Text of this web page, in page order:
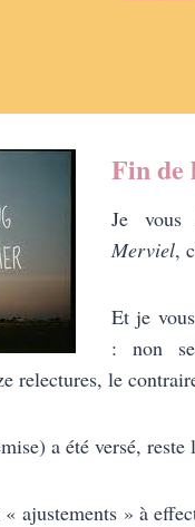
Fin de
Je vous
Merviel,
Et je
: non
relectures, le
a été versé,
« ajustements » à